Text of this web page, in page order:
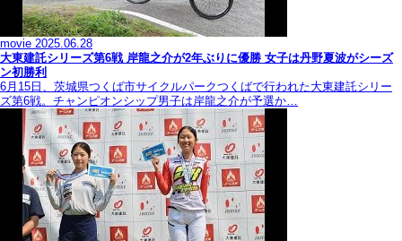
movie 2025.06.28
大東建託シリーズ第6戦 岸龍之介が2年ぶりに優勝 女子は丹野夏波がシーズ
ン初勝利
6月15日、茨城県つくば市サイクルパークつくばで行われた大東建託シリー
ズ第6戦。チャンピオンシップ男子は岸龍之介が予選か…